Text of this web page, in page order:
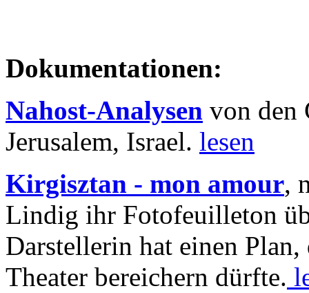
Dokumentationen:
Nahost-Analysen von den
Jerusalem, Israel. lesen
Kirgisztan - mon amour,
Lindig ihr Fotofeuilleton
Darstellerin hat einen Plan,
Theater bereichern dürfte.